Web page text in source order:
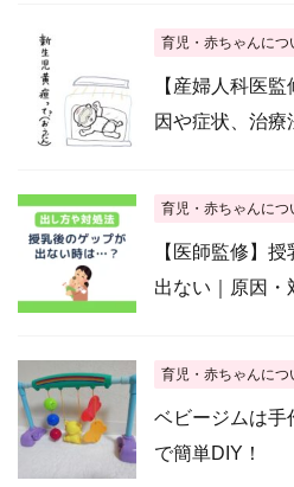
育児・赤ちゃんにつ
【産婦人科医
因や症状、治療
育児・赤ちゃんにつ
【医師監修】
出ない｜原因・
育児・赤ちゃんにつ
ベビージムは手
で簡単DIY！